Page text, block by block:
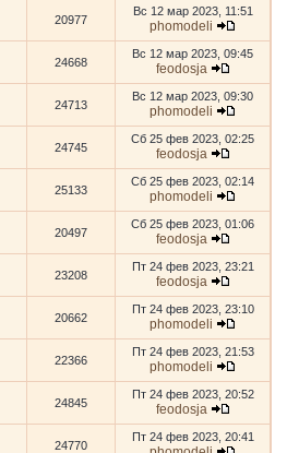
20977
Вс 12 мар 2023, 11:51
phomodeli
24668
Вс 12 мар 2023, 09:45
feodosja
24713
Вс 12 мар 2023, 09:30
phomodeli
24745
Сб 25 фев 2023, 02:25
feodosja
25133
Сб 25 фев 2023, 02:14
phomodeli
20497
Сб 25 фев 2023, 01:06
feodosja
23208
Пт 24 фев 2023, 23:21
feodosja
20662
Пт 24 фев 2023, 23:10
phomodeli
22366
Пт 24 фев 2023, 21:53
phomodeli
24845
Пт 24 фев 2023, 20:52
feodosja
24770
Пт 24 фев 2023, 20:41